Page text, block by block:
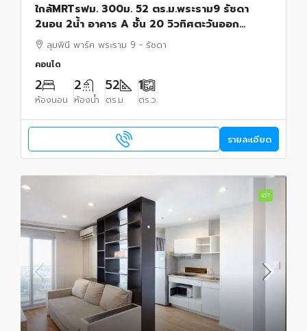
ใกล้MRTรฟม. 300ม. 52 ตร.ม.พระราม9 รัชดา
2นอน 2น้ำ อาคาร A ชั้น 20 วิวทิศตะวันออก
เฟอร์ฯ รพ.ปิยะเวท 500 ม.Route66 แยก RCA
คอนโดลุมพินีพาร์ค
ลุมพินี พาร์ค พระราม 9 - รัชดา
คอนโด
2
ห้องนอน
2
ห้องน้ำ
52
ตร.ม.
1
ตร.ว.
รายละเอียด
เช่า